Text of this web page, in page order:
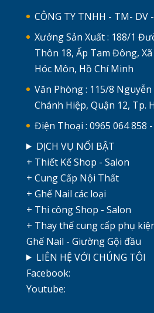
CÔNG TY TNHH - TM- DV
Xưởng Sản Xuất : 188/1
Thôn 18, Ấp Tam Đông,
Hóc Môn, Hồ Chí Minh
Văn Phòng : 115/8
Chánh Hiệp, Quận 12, Tp.
Điện Thoại : 0965 064 858
DỊCH VỤ NỔI BẬT
+ Thiết Kế Shop - Salon
+ Cung Cấp Nội Thất
+ Ghế Nail các loại
+ Thi công Shop - Salon
+ Thay thế cung cấp phụ
Ghế Nail - Giường Gội đầu
LIÊN HỆ VỚI CHÚNG TÔI
Facebook:
Youtube: